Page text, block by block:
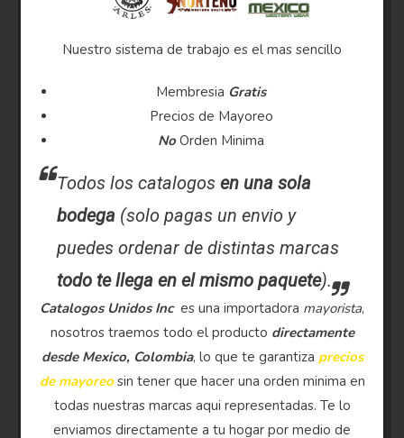
Nuestro sistema de trabajo es el mas sencillo
Membresia Gratis
Precios de Mayoreo
No Orden Minima
Todos los catalogosen una sola
bodega (solo pagas un envio y
puedes ordenar de distintas marcas
todo te llega en el mismo paquete).
Catalogos Unidos Inc es una importadora mayorista,
nosotros traemos todo el producto directamente
desde Mexico, Colombia, lo que te garantiza precios
de mayoreosin tener que hacer una orden minima en
todas nuestras marcas aqui representadas. Te lo
enviamos directamente a tu hogar por medio de